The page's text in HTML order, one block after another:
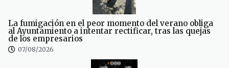
La fumigación en el peor momento del verano obliga
al Ayuntamiento a intentar rectificar, tras las quejas
de los empresarios
07/08/2026